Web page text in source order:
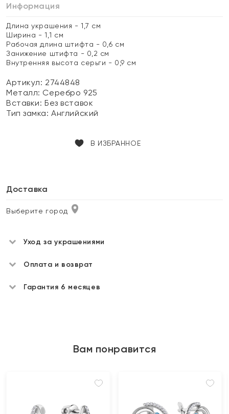
Информация
Длина украшения - 1,7 см
Ширина - 1,1 см
Рабочая длина штифта - 0,6 см
Занижение штифта - 0,2 см
Внутренняя высота серьги - 0,9 см
Артикул: 2744848
Металл: Серебро 925
Вставки:Без вставок
Тип замка:Английский
В ИЗБРАННОЕ
Доставка
Выберите город
Уход за украшениями
Оплата и возврат
Гарантия 6 месяцев
Вам понравится